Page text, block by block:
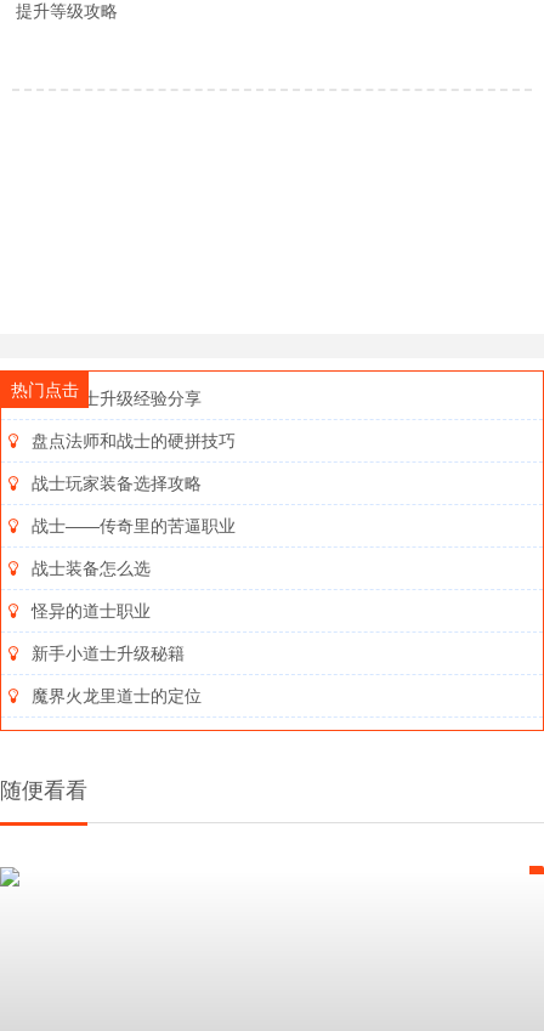
热门点击
新手道士升级经验分享
盘点法师和战士的硬拼技巧
战士玩家装备选择攻略
战士——传奇里的苦逼职业
战士装备怎么选
怪异的道士职业
新手小道士升级秘籍
魔界火龙里道士的定位
随便看看